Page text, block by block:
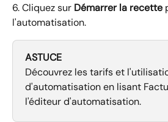
6. Cliquez sur Démarrer la recette
l'automatisation.
ASTUCE
Découvrez les tarifs et
d'automatisation en lisant
l'éditeur d'automatisation.